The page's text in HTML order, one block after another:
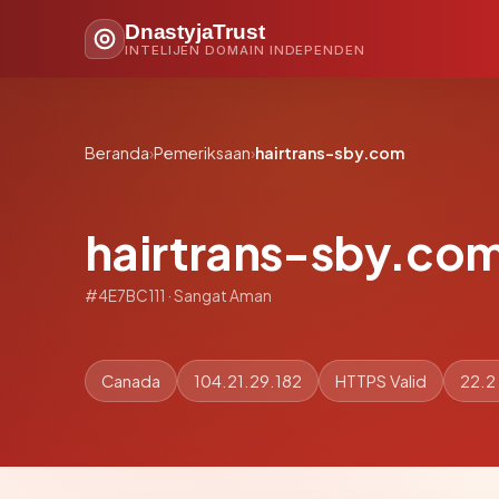
DnastyjaTrust
INTELIJEN DOMAIN INDEPENDEN
Beranda›Pemeriksaan›hairtrans-sby.com
hairtrans-
#4E7BC111 · Sangat Aman
Canada 104.21.29.182 HTTPS Valid 22.2